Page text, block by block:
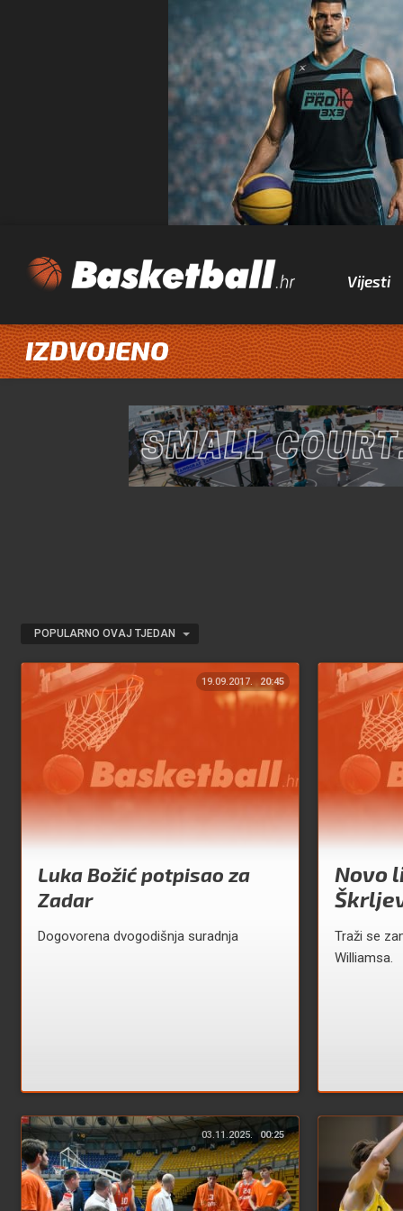
Vijesti
IZDVOJENO
POPULARNO OVAJ TJEDAN
19.09.2017. 20:45
Luka Božić potpisao za
Zadar
Dogovorena dvogodišnja suradnja
Novo
Traži se
Williamsa.
03.11.2025. 00:25